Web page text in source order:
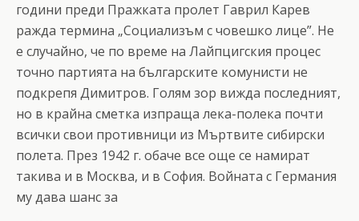
години преди Пражката пролет Гаврил Карев
ражда термина „Социализъм с човешко лице”. Не
е случайно, че по време на Лайпцигския процес
точно партията на българските комунисти не
подкрепя Димитров. Голям зор вижда последният,
но в крайна сметка изпраща лека-полека почти
всички свои противници из Мъртвите сибирски
полета. През 1942 г. обаче все още се намират
такива и в Москва, и в София. Войната с Германия
му дава шанс за